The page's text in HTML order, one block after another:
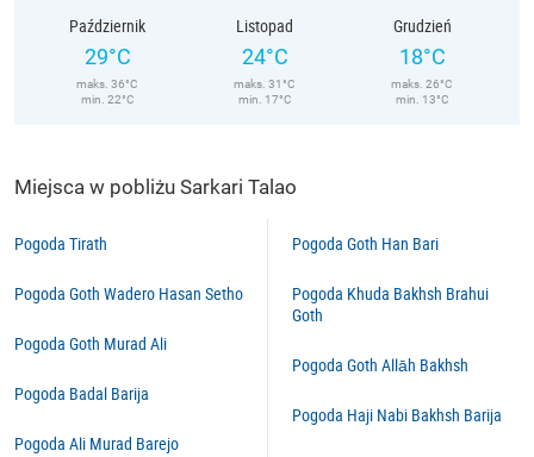
Październik
29°C
maks. 36°C
min. 22°C
Listopad
24°C
maks. 31°C
min. 17°C
Grudzień
18°C
maks. 26°C
min. 13°C
Miejsca w pobliżu Sarkari Talao
Pogoda Tirath
Pogoda Goth Wadero Hasan Setho
Pogoda Goth Murad Ali
Pogoda Badal Barija
Pogoda Ali Murad Barejo
Pogoda Goth Han Bari
Pogoda Khuda Bakhsh Brahui
Goth
Pogoda Goth Allāh Bakhsh
Pogoda Haji Nabi Bakhsh Barija